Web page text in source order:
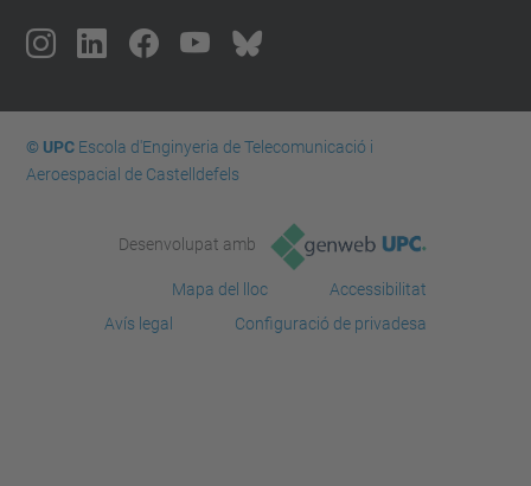
© UPCEscola d'Enginyeria de Telecomunicació i
Aeroespacial de Castelldefels
Desenvolupat amb
Mapa del lloc
Accessibilitat
Avís legal
Configuració de privadesa